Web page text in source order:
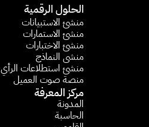
مركز المعرفة
المدونة
الحاسبة
الحلول الرقمية
منشئ الاستبيانات​
منشئ الاستمارات​
منشئ الاختبارات
منشى النماذج
منشئ استطلاعات الرأي​
منصة صوت العميل